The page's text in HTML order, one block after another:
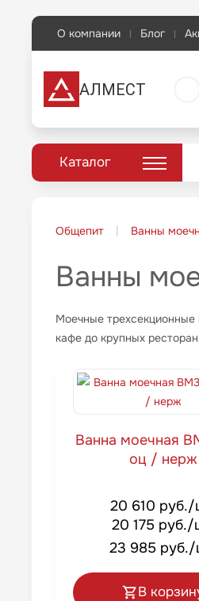
О компании Блог
АЛМЕСТ
Каталог
Общепит Ванны
Ванны
Моечные
кафе до крупных
Ванна моечная
оц / нерж
20 610 руб./
20 175 руб./
23 985 руб./
В